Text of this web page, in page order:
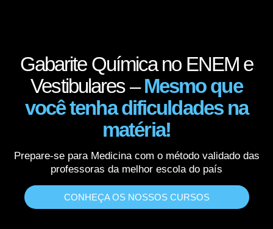
Gabarite Química no ENEM e
Vestibulares –Mesmo que
você tenha dificuldades na
matéria!
Prepare-se para Medicina com o método validado das
professoras da melhor escola do país
CONHEÇA OS NOSSOS CURSOS